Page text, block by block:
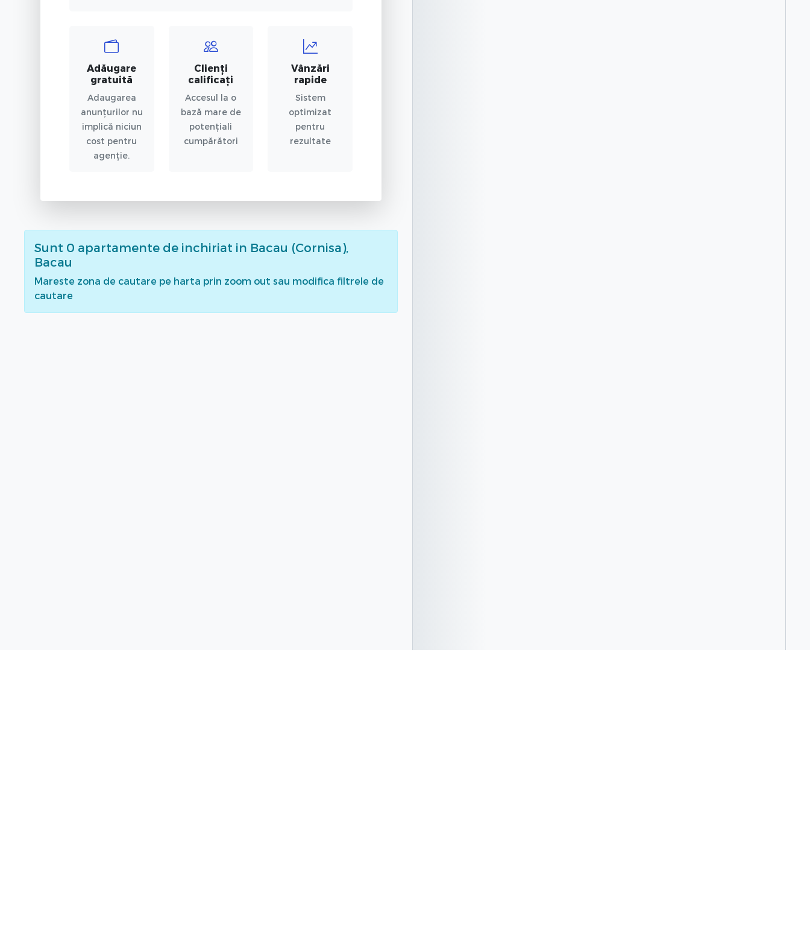
Adăugare
gratuită
Adaugarea
anunțurilor nu
implică niciun
cost pentru
agenție.
Clienți
calificați
Accesul la o
bază mare de
potențiali
cumpărători
Vânzări
rapide
Sistem
optimizat
pentru
rezultate
Sunt 0 apartamente de inchiriat in Bacau (Cornisa),
Bacau
Mareste zona de cautare pe harta prin zoom out sau modifica filtrele de
cautare